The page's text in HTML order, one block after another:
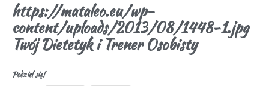
https://mataleo.eu/wp-
content/uploads/2013/08/1448-1.jpg
Twój Dietetyk i Trener Osobisty
Podziel się!